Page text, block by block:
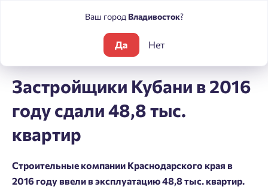
Застройщики Кубани в 2016 году сдали 48,8
Застройщики Кубани в 2016
году сдали 48,8 тыс.
квартир
Строительные компании Краснодарского края в
2016 году ввели в эксплуатацию 48,8 тыс. квартир.
Ваш город Владивосток?
Да Нет